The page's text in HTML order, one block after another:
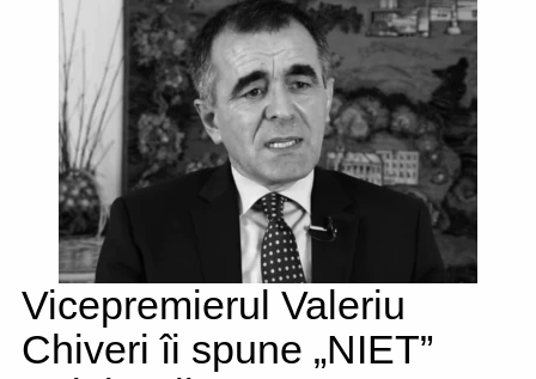
Vicepremierul Valeriu
Chiveri îi spune „NIET”